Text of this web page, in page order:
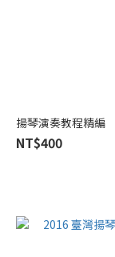
揚琴演奏教程精編
NT$400